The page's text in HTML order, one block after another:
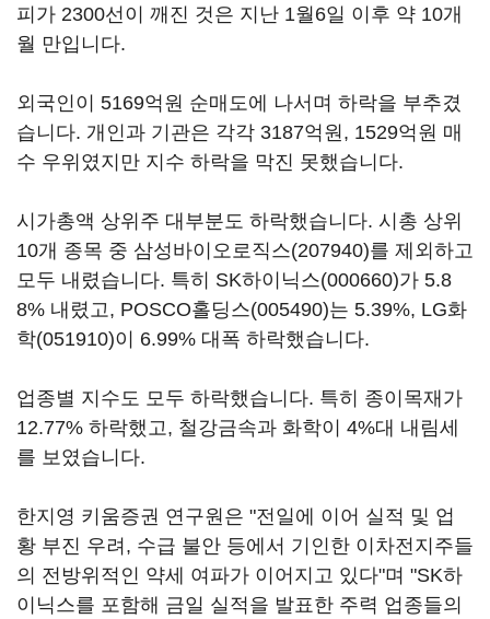
피가 2300선이 깨진 것은 지난 1월6일 이후 약 10개
월 만입니다.
외국인이 5169억원 순매도에 나서며 하락을 부추겼
습니다. 개인과 기관은 각각 3187억원, 1529억원 매
수 우위였지만 지수 하락을 막진 못했습니다.
시가총액 상위주 대부분도 하락했습니다. 시총 상위
10개 종목 중 삼성바이오로직스(207940)를 제외하고
모두 내렸습니다. 특히 SK하이닉스(000660)가 5.8
8% 내렸고, POSCO홀딩스(005490)는 5.39%, LG화
학(051910)이 6.99% 대폭 하락했습니다.
업종별 지수도 모두 하락했습니다. 특히 종이목재가
12.77% 하락했고, 철강금속과 화학이 4%대 내림세
를 보였습니다.
한지영 키움증권 연구원은 "전일에 이어 실적 및 업
황 부진 우려, 수급 불안 등에서 기인한 이차전지주들
의 전방위적인 약세 여파가 이어지고 있다"며 "SK하
이닉스를 포함해 금일 실적을 발표한 주력 업종들의